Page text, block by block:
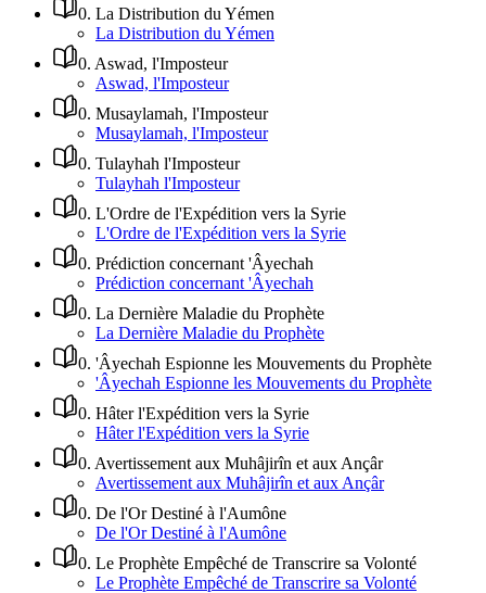
0. La Distribution du Yémen
La Distribution du Yémen
0. Aswad, l'Imposteur
Aswad, l'Imposteur
0. Musaylamah, l'Imposteur
Musaylamah, l'Imposteur
0. Tulayhah l'Imposteur
Tulayhah l'Imposteur
0. L'Ordre de l'Expédition vers la Syrie
L'Ordre de l'Expédition vers la Syrie
0. Prédiction concernant 'Âyechah
Prédiction concernant 'Âyechah
0. La Dernière Maladie du Prophète
La Dernière Maladie du Prophète
0. 'Âyechah Espionne les Mouvements du Prophète
'Âyechah Espionne les Mouvements du Prophète
0. Hâter l'Expédition vers la Syrie
Hâter l'Expédition vers la Syrie
0. Avertissement aux Muhâjirîn et aux Ançâr
Avertissement aux Muhâjirîn et aux Ançâr
0. De l'Or Destiné à l'Aumône
De l'Or Destiné à l'Aumône
0. Le Prophète Empêché de Transcrire sa Volonté
Le Prophète Empêché de Transcrire sa Volonté